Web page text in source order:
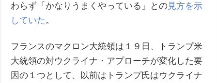
わらず「かなりうまくやっている」との見方を示
していた 。
フランスのマクロン大統領は１９日、トランプ米
大統領の対ウクライナ・アプローチが変化した要
因の１つとして、以前はトランプ氏はウクライナ